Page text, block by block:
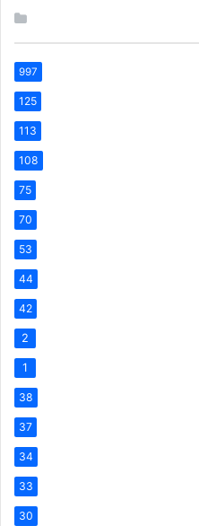
997
125
113
108
75
70
53
44
42
2
1
38
37
34
33
30